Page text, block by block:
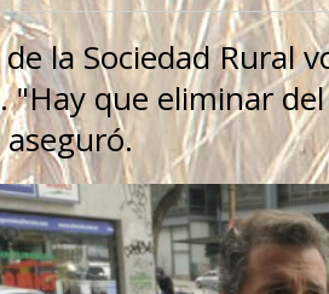
la Sociedad Rural
que eliminar del